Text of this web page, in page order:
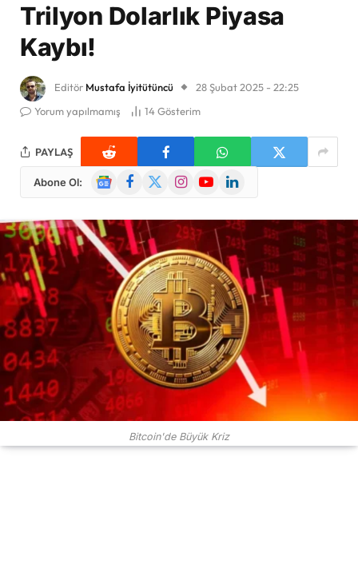
Trilyon Dolarlık Piyasa
Kaybı!
Editör Mustafa İyitütüncü
28 Şubat 2025 - 22:25
Yorum yapılmamış
14Gösterim
PAYLAŞ
Abone Ol:
GoogleFacebook
X
InstagramYouTubeLinkedIn
Bitcoin'de Büyük Kriz